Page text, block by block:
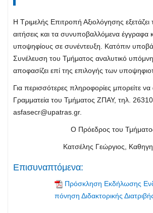
Η Τριμελής Επιτροπή Αξιολόγησης εξετάζει
αιτήσεις και τα συνυποβαλλόμενα έγγραφα
υποψηφίους σε συνέντευξη. Κατόπιν
Συνέλευση του Τμήματος αναλυτικό
αποφασίζει επί της επιλογής των
Για περισσότερες πληροφορίες μπορείτε
Γραμματεία του Τμήματος ΖΠΑΥ, τηλ.
asfasecr@upatras.gr.
Ο Πρόεδρος του
Κατσέλης Γεώργιος,
Επισυναπτόμενα:
Πρόσκληση Εκδήλωσης
πόνηση Διδακτορικής